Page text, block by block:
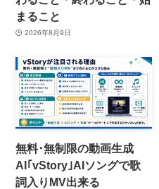
まること
2026年8月9日
無料･無制限の動画生成
AI｢vStory｣AIソングで歌
詞入りMV出来る